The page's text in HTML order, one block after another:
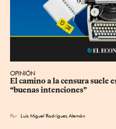
OPINIÓN
El camino a la censura suele
“buenas intenciones”
Por Luis Miguel Rodríguez Alemán